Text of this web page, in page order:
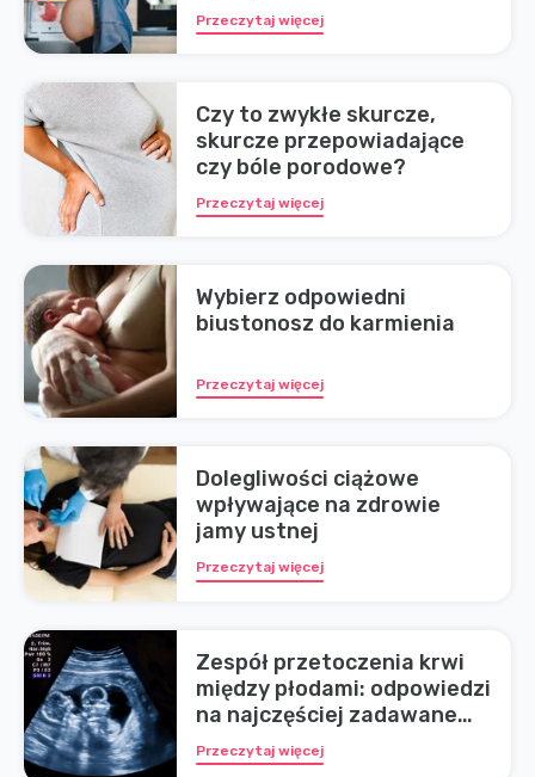
Przeczytaj więcej
Czy to zwykłe skurcze,
skurcze przepowiadające
czy bóle porodowe?
Przeczytaj więcej
Wybierz odpowiedni
biustonosz do karmienia
Przeczytaj więcej
Dolegliwości ciążowe
wpływające na zdrowie
jamy ustnej
Przeczytaj więcej
Zespół przetoczenia krwi
między płodami: odpowiedzi
na najczęściej zadawane
pytania
Przeczytaj więcej